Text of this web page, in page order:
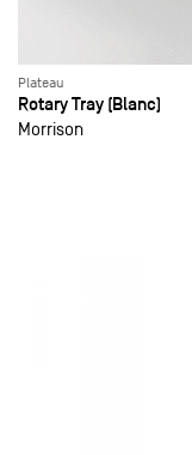
Plateau
Rotary Tray (Blanc)
Morrison